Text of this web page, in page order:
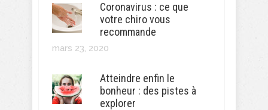
Coronavirus : ce que
votre chiro vous
recommande
mars 23, 2020
Atteindre enfin le
bonheur : des pistes à
explorer